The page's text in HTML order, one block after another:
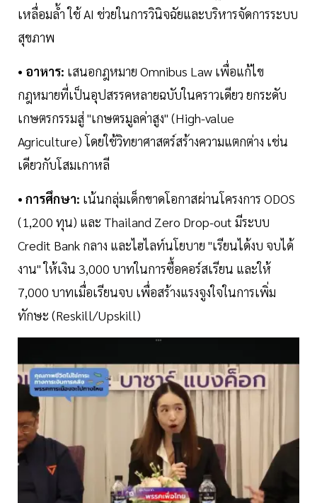
เหลื่อมล้ำ ใช้ AI ช่วยในการวินิจฉัยและบริหารจัดการระบบ
สุขภาพ
• อาหาร: เสนอกฎหมาย Omnibus Law เพื่อแก้ไข
กฎหมายที่เป็นอุปสรรคหลายฉบับในคราวเดียว ยกระดับ
เกษตรกรรมสู่ "เกษตรมูลค่าสูง" (High-value
Agriculture) โดยใช้วิทยาศาสตร์สร้างความแตกต่าง เช่น
เดียวกับโสมเกาหลี
• การศึกษา: เน้นกลุ่มเด็กขาดโอกาสผ่านโครงการ ODOS
(1,200 ทุน) และ Thailand Zero Drop-out มีระบบ
Credit Bank กลาง และไฮไลท์นโยบาย "เรียนได้งบ จบได้
งาน" ให้เงิน 3,000 บาทในการซื้อคอร์สเรียน และให้
7,000 บาทเมื่อเรียนจบ เพื่อสร้างแรงจูงใจในการเพิ่ม
ทักษะ (Reskill/Upskill)